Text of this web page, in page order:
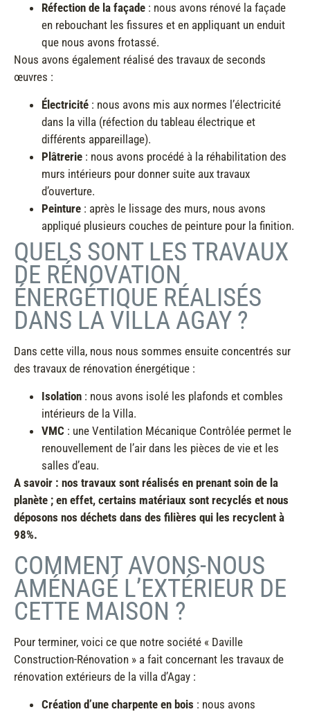
Réfection de la façade : nous avons rénové la façade
en rebouchant les fissures et en appliquant un enduit
que nous avons frotassé.
Nous avons également réalisé des travaux de seconds
œuvres :
Électricité : nous avons mis aux normes l’électricité
dans la villa (réfection du tableau électrique et
différents appareillage).
Plâtrerie : nous avons procédé à la réhabilitation des
murs intérieurs pour donner suite aux travaux
d’ouverture.
Peinture : après le lissage des murs, nous avons
appliqué plusieurs couches de peinture pour la finition.
QUELS SONT LES TRAVAUX
DE RÉNOVATION
ÉNERGÉTIQUE RÉALISÉS
DANS LA VILLA AGAY ?
Dans cette villa, nous nous sommes ensuite concentrés sur
des travaux de rénovation énergétique :
Isolation : nous avons isolé les plafonds et combles
intérieurs de la Villa.
VMC : une Ventilation Mécanique Contrôlée permet le
renouvellement de l’air dans les pièces de vie et les
salles d’eau.
A savoir : nos travaux sont réalisés en prenant soin de la
planète ; en effet, certains matériaux sont recyclés et nous
déposons nos déchets dans des filières qui les recyclent à
98%.
COMMENT AVONS-NOUS
AMÉNAGÉ L’EXTÉRIEUR DE
CETTE MAISON ?
Pour terminer, voici ce que notre société « Daville
Construction-Rénovation » a fait concernant les travaux de
rénovation extérieurs de la villa d’Agay :
Création d’une charpente en bois : nous avons